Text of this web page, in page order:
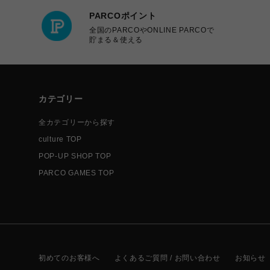
PARCOポイント
全国のPARCOやONLINE PARCOで
貯まる＆使える
カテゴリー
全カテゴリーから探す
culture TOP
POP-UP SHOP TOP
PARCO GAMES TOP
初めてのお客様へ よくあるご質問 / お問い合わせ お知らせ